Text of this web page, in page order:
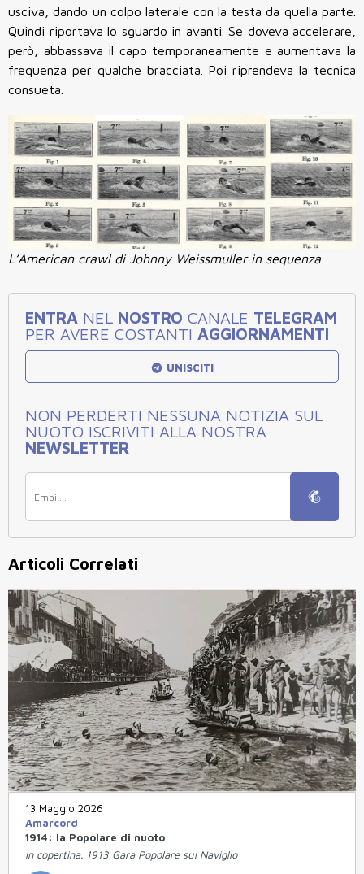
usciva, dando un colpo laterale con la testa da quella parte.
Quindi riportava lo sguardo in avanti. Se doveva accelerare,
però, abbassava il capo temporaneamente e aumentava la
frequenza per qualche bracciata. Poi riprendeva la tecnica
consueta.
L’American crawl di Johnny Weissmuller in sequenza
ENTRA NEL NOSTRO CANALE TELEGRAM
PER AVERE COSTANTI AGGIORNAMENTI
UNISCITI
NON PERDERTI NESSUNA NOTIZIA SUL
NUOTO ISCRIVITI ALLA NOSTRA
NEWSLETTER
Articoli Correlati
13 Maggio 2026
Amarcord
1914: la Popolare di nuoto
In copertina. 1913 Gara Popolare sul Naviglio